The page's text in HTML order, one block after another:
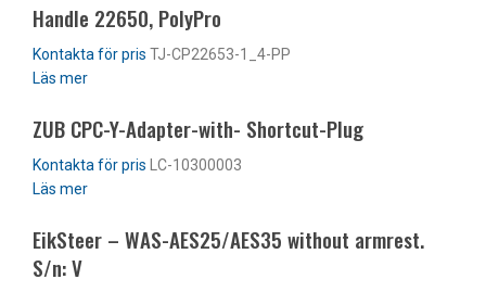
Handle 22650, PolyPro
TJ-CP22653-1_4-PP
Läs mer
ZUB CPC-Y-Adapter-with- Shortcut-Plug
LC-10300003
Läs mer
EikSteer – WAS-AES25/AES35 without armrest.
S/n: V